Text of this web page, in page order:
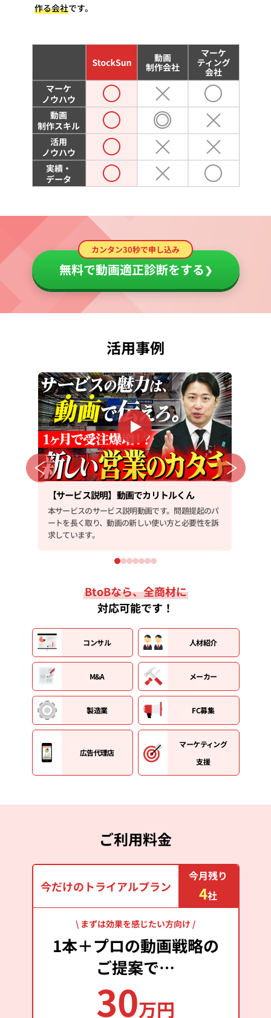
作る会社です。
カンタン30秒で申し込み
無料で動画適正診断をする❯
活用事例
【サービス説明】動画でカリトルくん
本サービスのサービス説明動画です。問題提起のパ
ートを長く取り、動画の新しい使い方と必要性を訴
求しています。
BtoBなら、全商材に
対応可能です！
コンサル 人材紹介
M&A メーカー
製造業 FC募集
広告代理店
マーケティング
支援
ご利用料金
今だけのトライアルプラン
今月残り
4社
\ まずは効果を感じたい方向け /
1本＋プロの動画戦略の
ご提案で…
30万円